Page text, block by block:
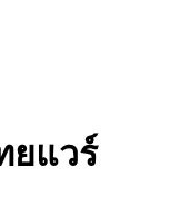
ยแวร์